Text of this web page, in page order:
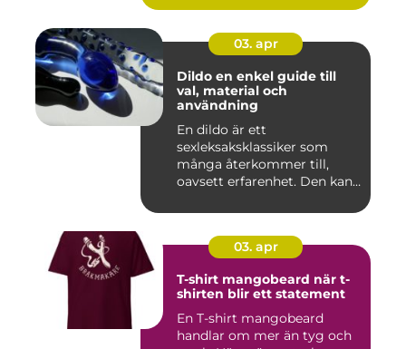
03. apr
Dildo en enkel guide till
val, material och
användning
En dildo är ett
sexleksaksklassiker som
många återkommer till,
oavsett erfarenhet. Den kan
03. apr
T-shirt mangobeard när t-
shirten blir ett statement
En T-shirt mangobeard
handlar om mer än tyg och